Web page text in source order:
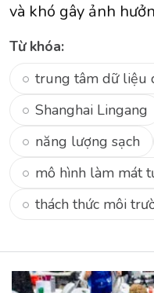
và khó gây ảnh
Từ khóa:
trung tâm dữ liệu
Shanghai Lingang
năng lượng sạch
mô hình làm mát
thách thức môi